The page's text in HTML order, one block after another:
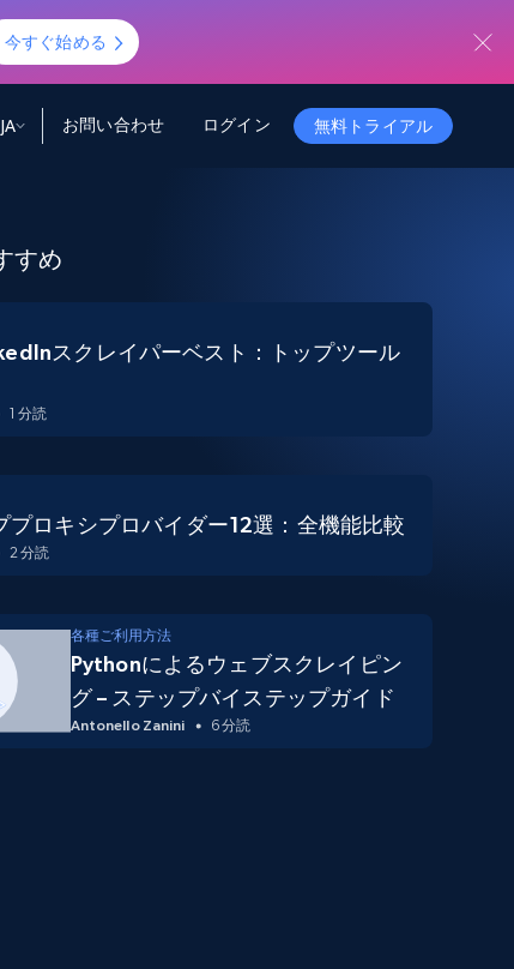
今すぐ始める
JA
Intelligence
ージドデータサービス
Program
$1500/mo
トラストセンター
ログイン
お問い合わせ 無料トライアル
すめ
スクレイパーベスト：トップツール
1 分読
ロキシプロバイダー12選：全機能比較
2 分読
各種ご利用方法
Pythonによるウェブスクレイピン
グ – ステップバイステップガイド
Antonello Zanini 6 分読